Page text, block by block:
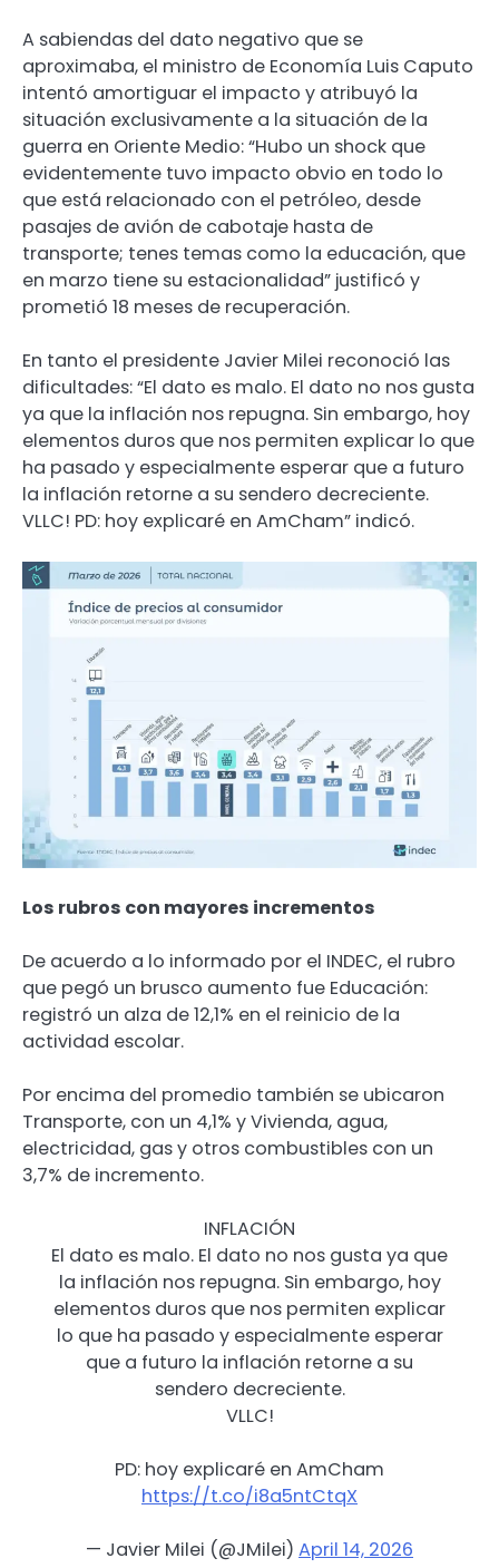
A sabiendas del dato negativo que se
aproximaba, el ministro de Economía Luis Caputo
intentó amortiguar el impacto y atribuyó la
situación exclusivamente a la situación de la
guerra en Oriente Medio: “Hubo un shock que
evidentemente tuvo impacto obvio en todo lo
que está relacionado con el petróleo, desde
pasajes de avión de cabotaje hasta de
transporte; tenes temas como la educación, que
en marzo tiene su estacionalidad” justificó y
prometió 18 meses de recuperación.
En tanto el presidente Javier Milei reconoció las
dificultades: “El dato es malo. El dato no nos gusta
ya que la inflación nos repugna. Sin embargo, hoy
elementos duros que nos permiten explicar lo que
ha pasado y especialmente esperar que a futuro
la inflación retorne a su sendero decreciente.
VLLC! PD: hoy explicaré en AmCham” indicó.
Los rubros con mayores incrementos
De acuerdo a lo informado por el INDEC, el rubro
que pegó un brusco aumento fue Educación:
registró un alza de 12,1% en el reinicio de la
actividad escolar.
Por encima del promedio también se ubicaron
Transporte, con un 4,1% y Vivienda, agua,
electricidad, gas y otros combustibles con un
3,7% de incremento.
INFLACIÓN
El dato es malo. El dato no nos gusta ya que
la inflación nos repugna. Sin embargo, hoy
elementos duros que nos permiten explicar
lo que ha pasado y especialmente esperar
que a futuro la inflación retorne a su
sendero decreciente.
VLLC!
PD: hoy explicaré en AmCham
https://t.co/i8a5ntCtqX
— Javier Milei (@JMilei) April 14, 2026